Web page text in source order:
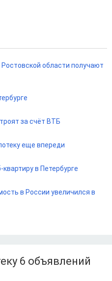
области получают
за счёт ВТБ
еще впереди
в Петербурге
в России увеличился в
6 объявлений